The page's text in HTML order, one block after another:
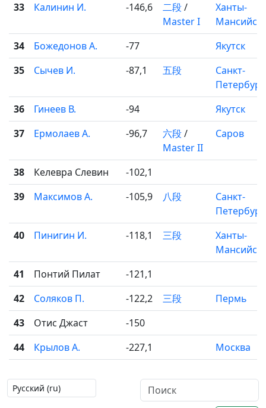
33
Калинин И. -146,6 二段/
Master I
Ханты-
Мансийск
34
Божедонов А. -77
Якутск
35
Сычев И. -87,1 五段
Санкт-
Петербург
36
Гинеев В. -94
Якутск
37
Ермолаев А. -96,7 六段/
Master II
Саров
38 Келевра Слевин
-102,1
39
Максимов А. -105,9 八段
Санкт-
Петербург
40
Пинигин И. -118,1 三段
Ханты-
Мансийск
41
Понтий Пилат
-121,1
42
Соляков П. -122,2 三段
Пермь
43
Отис Джаст
-150
44
Крылов А. -227,1 Москва